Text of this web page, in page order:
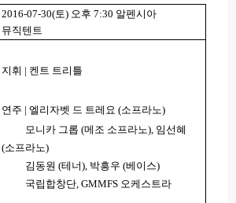
2016-07-30(토) 오후 7:30 알펜시아
뮤직텐트
지휘 | 켄트 트리틀
연주 |엘리자벳 드 트레요 (소프라노)
모니카 그롭 (메조 소프라노), 임선혜
(소프라노)
김동원 (테너), 박흥우 (베이스)
국립합창단, GMMFS 오케스트라